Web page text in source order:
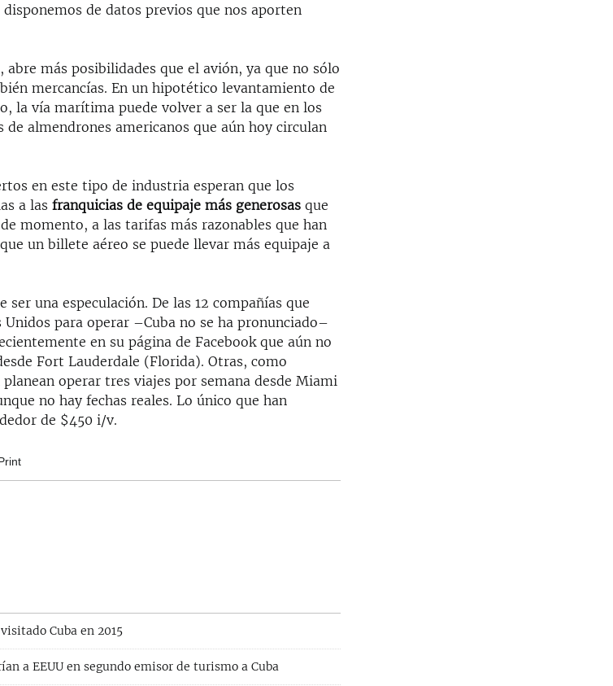
de datos previos que nos aporten
abre más posibilidades que el avión, ya que no sólo
mercancías. En un hipotético levantamiento de
la vía marítima puede volver a ser la que en los
almendrones americanos que aún hoy circulan
en este tipo de industria esperan que los
a lasfranquicias de equipaje más generosasque
momento, a las tarifas más razonables que han
un billete aéreo se puede llevar más equipaje a
una especulación. De las 12 compañías que
para operar –Cuba no se ha pronunciado–
en su página de Facebook que aún no
Fort Lauderdale (Florida). Otras, como
operar tres viajes por semana desde Miami
no hay fechas reales. Lo único que han
de $450 i/v.
Cuba en 2015
a EEUU en segundo emisor de turismo a Cuba